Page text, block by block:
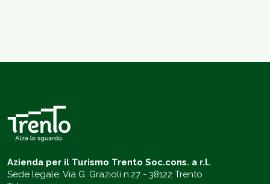
Azienda per il Turismo Trento Soc.cons. a r.l.
Sede legale: Via G. Grazioli n.27 - 38122 Trento